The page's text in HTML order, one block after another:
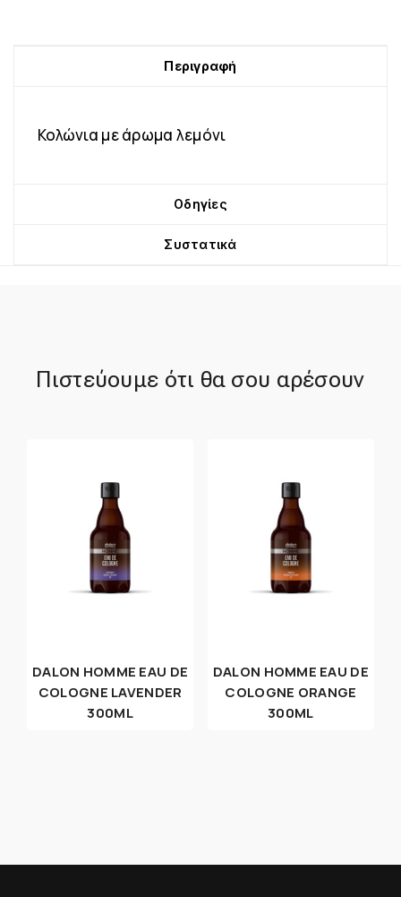
Περιγραφή
Κολώνια με άρωμα λεμόνι
Οδηγίες
Συστατικά
Πιστεύουμε ότι θα σου αρέσουν
DALON HOMME EAU DE
COLOGNE LAVENDER
300ML
DALON HOMME EAU DE
COLOGNE ORANGE
300ML